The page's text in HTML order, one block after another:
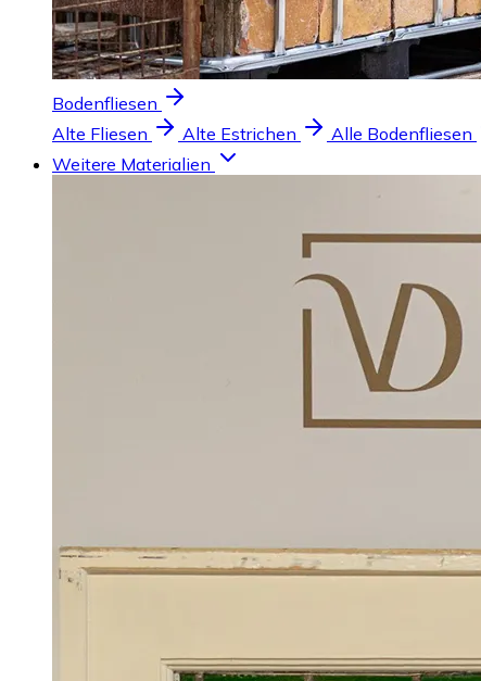
Bodenfliesen
Alte Fliesen
Alte Estrichen
Alle Bodenfliesen
Weitere Materialien